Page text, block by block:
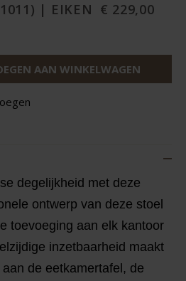
| EIKEN € 229,00
AAN WINKELWAGEN
degelijkheid met deze
ontwerp van deze stoel
toevoeging aan elk kantoor
inzetbaarheid maakt
de eetkamertafel, de